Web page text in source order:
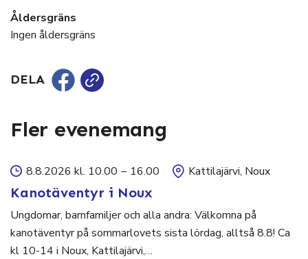
Åldersgräns
Ingen åldersgräns
DELA
Fler evenemang
8.8.2026 kl. 10.00 – 16.00 Kattilajärvi, Noux
Kanotäventyr i Noux
Ungdomar, barnfamiljer och alla andra: Välkomna på
kanotäventyr på sommarlovets sista lördag, alltså 8.8! Ca
kl 10-14 i Noux, Kattilajärvi,…